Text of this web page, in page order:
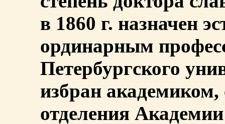
в 1860 г. назначен
ординарным
Петербургского
избран академиком,
отделения